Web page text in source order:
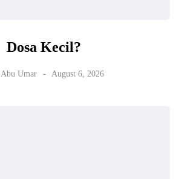
Dosa Kecil?
Abu Umar August 6, 2026